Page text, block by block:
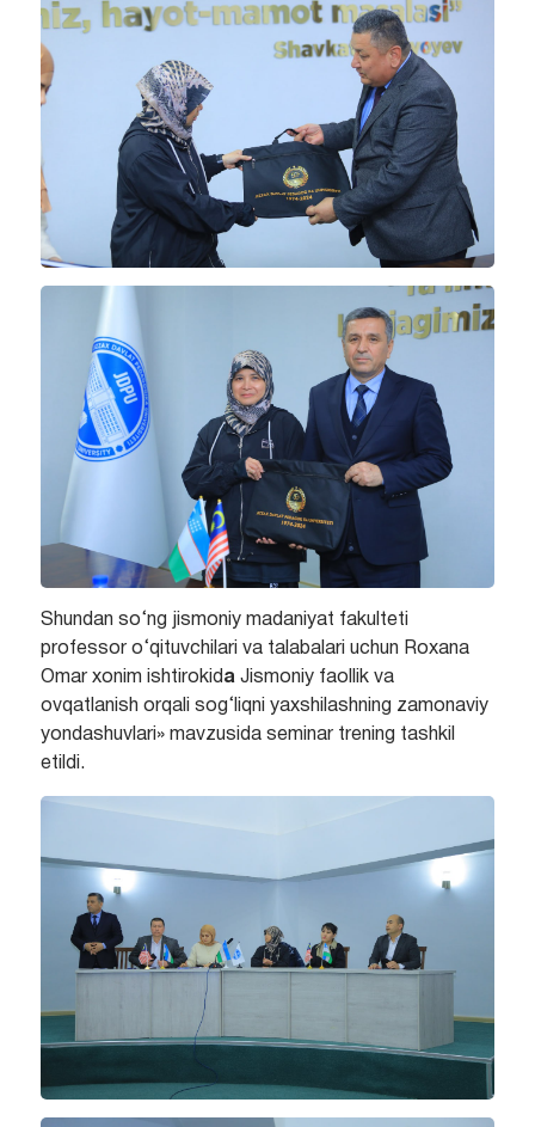
Shundan so‘ng jismoniy madaniyat fakulteti
professor o‘qituvchilari va talabalari uchun Roxana
Omar xonim ishtirokid a Jismoniy faollik va
ovqatlanish orqali sog‘liqni yaxshilashning zamonaviy
yondashuvlari» mavzusida seminar trening tashkil
etildi.